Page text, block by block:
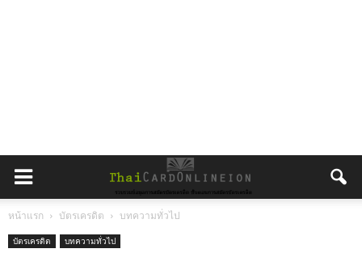
หน้าแรก บัตรเครดิต บทความทั่วไป
บัตรเครดิต บทความทั่วไป